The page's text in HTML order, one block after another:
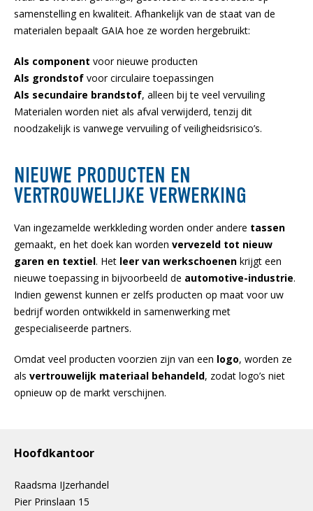
samenstelling en kwaliteit. Afhankelijk van de staat van de
materialen bepaalt GAIA hoe ze worden hergebruikt:
Als component voor nieuwe producten
Als grondstof voor circulaire toepassingen
Als secundaire brandstof, alleen bij te veel vervuiling
Materialen worden niet als afval verwijderd, tenzij dit
noodzakelijk is vanwege vervuiling of veiligheidsrisico’s.
NIEUWE PRODUCTEN EN
VERTROUWELIJKE VERWERKING
Van ingezamelde werkkleding worden onder andere tassen
gemaakt, en het doek kan worden vervezeld tot nieuw
garen en textiel. Het leer van werkschoenen krijgt een
nieuwe toepassing in bijvoorbeeld de automotive-industrie.
Indien gewenst kunnen er zelfs producten op maat voor uw
bedrijf worden ontwikkeld in samenwerking met
gespecialiseerde partners.
Omdat veel producten voorzien zijn van een logo, worden ze
als vertrouwelijk materiaal behandeld, zodat logo’s niet
opnieuw op de markt verschijnen.
Hoofdkantoor
Raadsma IJzerhandel
Pier Prinslaan 15